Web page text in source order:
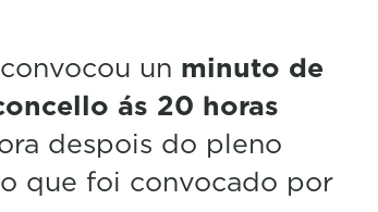
un minuto de
ás 20 horas
despois do pleno
que foi convocado por